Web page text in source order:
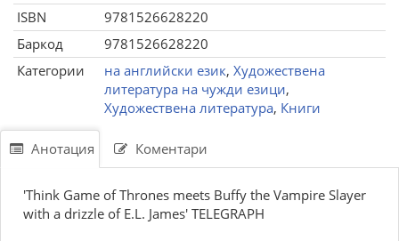
ISBN
9781526628220
Баркод
9781526628220
Категории
на английски език, Художествена
литература на чужди езици,
Художествена литература, Книги
Анотация Коментари
'Think Game of Thrones meets Buffy the Vampire Slayer
with a drizzle of E.L. James' TELEGRAPH